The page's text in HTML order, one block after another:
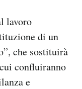
lavoro
di un
che sostituirà
confluiranno
e